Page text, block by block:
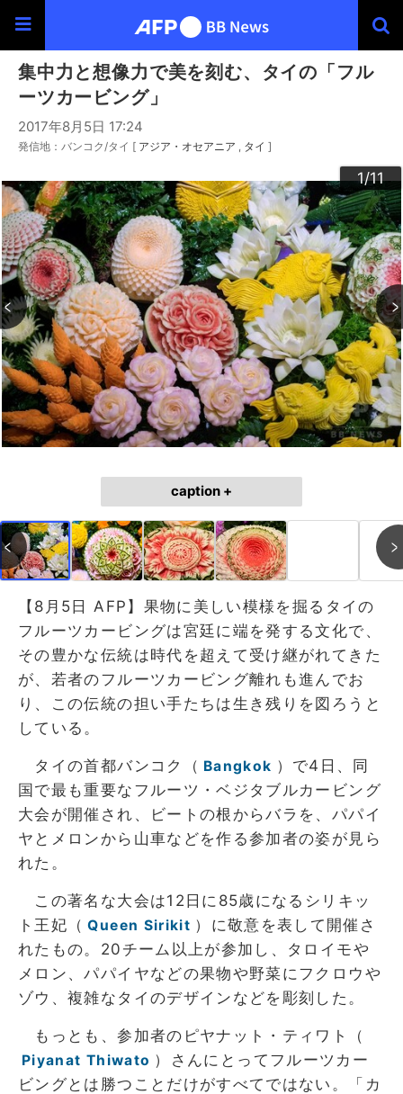
集中力と想像力で美を刻む、タイの「フル
ーツカービング」
2017年8月5日 17:24
発信地：バンコク/タイ [ アジア・オセアニア タイ ]
1/11
2/11
3/11
4/11
5/11
6/11
7/11
8/11
9/11
10/11
11/11
caption +
【8月5日 AFP】果物に美しい模様を掘るタイの
フルーツカービングは宮廷に端を発する文化で、
その豊かな伝統は時代を超えて受け継がれてきた
が、若者のフルーツカービング離れも進んでお
り、この伝統の担い手たちは生き残りを図ろうと
している。
タイの首都バンコク（ Bangkok ）で4日、同
国で最も重要なフルーツ・ベジタブルカービング
大会が開催され、ビートの根からバラを、パパイ
ヤとメロンから山車などを作る参加者の姿が見ら
れた。
この著名な大会は12日に85歳になるシリキッ
ト王妃（ Queen Sirikit ）に敬意を表して開催さ
れたもの。20チーム以上が参加し、タロイモや
メロン、パパイヤなどの果物や野菜にフクロウや
ゾウ、複雑なタイのデザインなどを彫刻した。
もっとも、参加者のピヤナット・ティワト（
Piyanat Thiwato ）さんにとってフルーツカー
ビングとは勝つことだけがすべてではない。「カ